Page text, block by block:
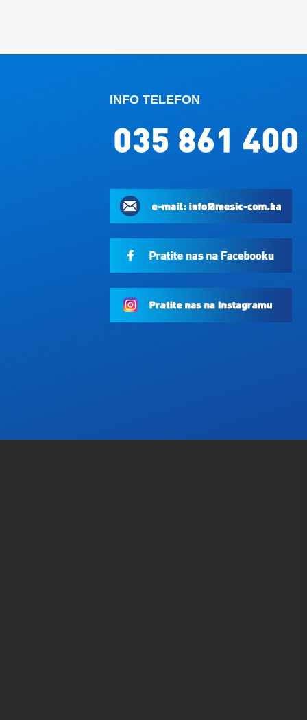
INFO TELEFON